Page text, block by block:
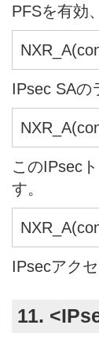
PFSを有効
IPsec SAの
このIPsec
す。
IPsecアク
11.